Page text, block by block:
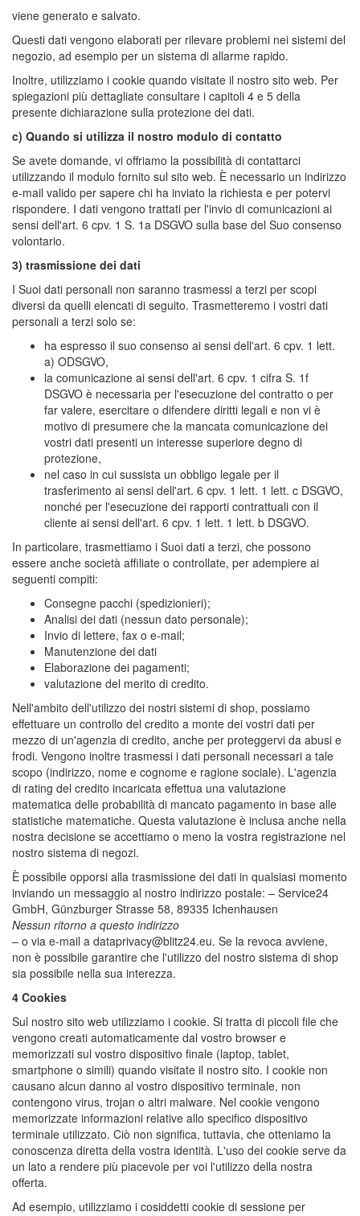
viene generato e salvato.
Questi dati vengono elaborati per rilevare problemi nei sistemi del
negozio, ad esempio per un sistema di allarme rapido.
Inoltre, utilizziamo i cookie quando visitate il nostro sito web. Per
spiegazioni più dettagliate consultare i capitoli 4 e 5 della
presente dichiarazione sulla protezione dei dati.
c) Quando si utilizza il nostro modulo di contatto
Se avete domande, vi offriamo la possibilità di contattarci
utilizzando il modulo fornito sul sito web. È necessario un indirizzo
e-mail valido per sapere chi ha inviato la richiesta e per potervi
rispondere. I dati vengono trattati per l'invio di comunicazioni ai
sensi dell'art. 6 cpv. 1 S. 1a DSGVO sulla base del Suo consenso
volontario.
3) trasmissione dei dati
I Suoi dati personali non saranno trasmessi a terzi per scopi
diversi da quelli elencati di seguito. Trasmetteremo i vostri dati
personali a terzi solo se:
ha espresso il suo consenso ai sensi dell'art. 6 cpv. 1 lett.
a) ODSGVO,
la comunicazione ai sensi dell'art. 6 cpv. 1 cifra S. 1f
DSGVO è necessaria per l'esecuzione del contratto o per
far valere, esercitare o difendere diritti legali e non vi è
motivo di presumere che la mancata comunicazione dei
vostri dati presenti un interesse superiore degno di
protezione,
nel caso in cui sussista un obbligo legale per il
trasferimento ai sensi dell'art. 6 cpv. 1 lett. 1 lett. c DSGVO,
nonché per l'esecuzione dei rapporti contrattuali con il
cliente ai sensi dell'art. 6 cpv. 1 lett. 1 lett. b DSGVO.
In particolare, trasmettiamo i Suoi dati a terzi, che possono
essere anche società affiliate o controllate, per adempiere ai
seguenti compiti:
Consegne pacchi (spedizionieri);
Analisi dei dati (nessun dato personale);
Invio di lettere, fax o e-mail;
Manutenzione dei dati
Elaborazione dei pagamenti;
valutazione del merito di credito.
Nell'ambito dell'utilizzo dei nostri sistemi di shop, possiamo
effettuare un controllo del credito a monte dei vostri dati per
mezzo di un'agenzia di credito, anche per proteggervi da abusi e
frodi. Vengono inoltre trasmessi i dati personali necessari a tale
scopo (indirizzo, nome e cognome e ragione sociale). L'agenzia
di rating del credito incaricata effettua una valutazione
matematica delle probabilità di mancato pagamento in base alle
statistiche matematiche. Questa valutazione è inclusa anche nella
nostra decisione se accettiamo o meno la vostra registrazione nel
nostro sistema di negozi.
È possibile opporsi alla trasmissione dei dati in qualsiasi momento
inviando un messaggio al nostro indirizzo postale: – Service24
GmbH, Günzburger Strasse 58, 89335 Ichenhausen
Nessun ritorno a questo indirizzo
– o via e-mail a dataprivacy@blitz24.eu. Se la revoca avviene,
non è possibile garantire che l'utilizzo del nostro sistema di shop
sia possibile nella sua interezza.
4 Cookies
Sul nostro sito web utilizziamo i cookie. Si tratta di piccoli file che
vengono creati automaticamente dal vostro browser e
memorizzati sul vostro dispositivo finale (laptop, tablet,
smartphone o simili) quando visitate il nostro sito. I cookie non
causano alcun danno al vostro dispositivo terminale, non
contengono virus, trojan o altri malware. Nel cookie vengono
memorizzate informazioni relative allo specifico dispositivo
terminale utilizzato. Ciò non significa, tuttavia, che otteniamo la
conoscenza diretta della vostra identità. L'uso dei cookie serve da
un lato a rendere più piacevole per voi l'utilizzo della nostra
offerta.
Ad esempio, utilizziamo i cosiddetti cookie di sessione per